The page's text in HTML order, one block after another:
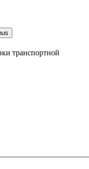
транспортной